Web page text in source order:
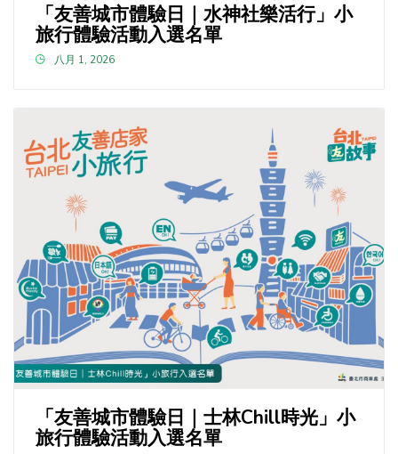
「友善城市體驗日｜水神社樂活行」小
旅行體驗活動入選名單
八月 1, 2026
「友善城市體驗日｜士林Chill時光」小
旅行體驗活動入選名單